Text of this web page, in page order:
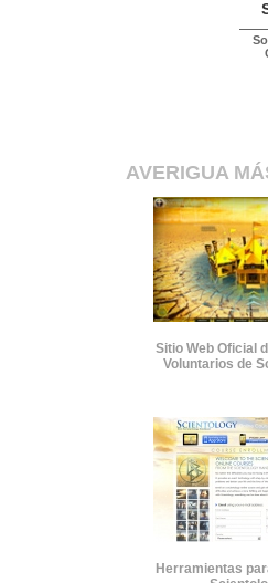
AVERIGUA
Sitio Web Oficial
Voluntarios de
Herramientas